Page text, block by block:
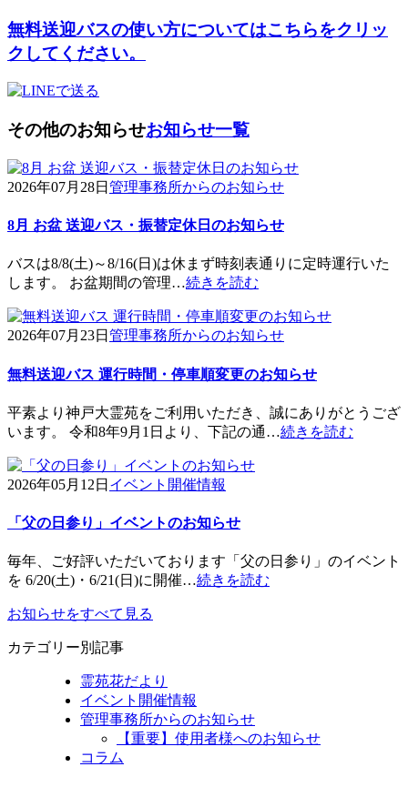
無料送迎バスの使い方についてはこちらをクリッ
クしてください。
その他のお知らせお知らせ一覧
2026年07月28日 管理事務所からのお知らせ
8月 お盆 送迎バス・振替定休日のお知らせ
バスは8/8(土)～8/16(日)は休まず時刻表通りに定時運行いた
します。 お盆期間の管理…続きを読む
2026年07月23日 管理事務所からのお知らせ
無料送迎バス 運行時間・停車順変更のお知らせ
平素より神戸大霊苑をご利用いただき、誠にありがとうござ
います。 令和8年9月1日より、下記の通…続きを読む
2026年05月12日 イベント開催情報
「父の日参り」イベントのお知らせ
毎年、ご好評いただいております「父の日参り」のイベント
を 6/20(土)・6/21(日)に開催…続きを読む
お知らせをすべて見る
カテゴリー別記事
霊苑花だより
イベント開催情報
管理事務所からのお知らせ
【重要】使用者様へのお知らせ
コラム